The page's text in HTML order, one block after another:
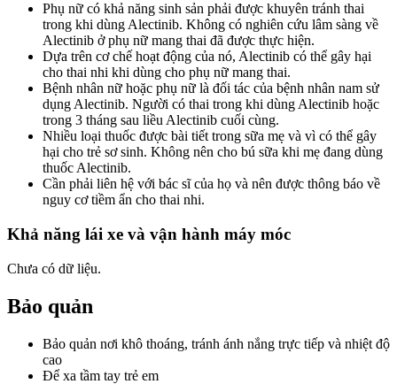
Phụ nữ có khả năng sinh sản phải được khuyên tránh thai
trong khi dùng Alectinib. Không có nghiên cứu lâm sàng về
Alectinib ở phụ nữ mang thai đã được thực hiện.
Dựa trên cơ chế hoạt động của nó, Alectinib có thể gây hại
cho thai nhi khi dùng cho phụ nữ mang thai.
Bệnh nhân nữ hoặc phụ nữ là đối tác của bệnh nhân nam sử
dụng Alectinib. Người có thai trong khi dùng Alectinib hoặc
trong 3 tháng sau liều Alectinib cuối cùng.
Nhiều loại thuốc được bài tiết trong sữa mẹ và vì có thể gây
hại cho trẻ sơ sinh. Không nên cho bú sữa khi mẹ đang dùng
thuốc Alectinib.
Cần phải liên hệ với bác sĩ của họ và nên được thông báo về
nguy cơ tiềm ẩn cho thai nhi.
Khả năng lái xe và vận hành máy móc
Chưa có dữ liệu.
Bảo quản
Bảo quản nơi khô thoáng, tránh ánh nắng trực tiếp và nhiệt độ
cao
Để xa tầm tay trẻ em